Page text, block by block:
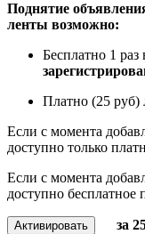
Поднятие
ленты возможно:
Бесплатно 1 раз
Платно (25 руб)
Если с момента
доступно только
Если с момента
доступно бесплатное
за